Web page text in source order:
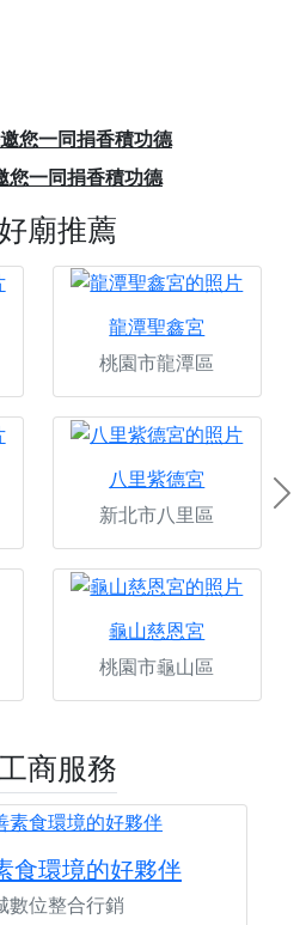
您一同捐香積功德
廟推薦
龍潭聖鑫宮
桃園市龍潭區
八里紫德宮
新北市八里區
龜山慈恩宮
桃園市龜山區
商服務
食環境的好夥伴
數位整合行銷